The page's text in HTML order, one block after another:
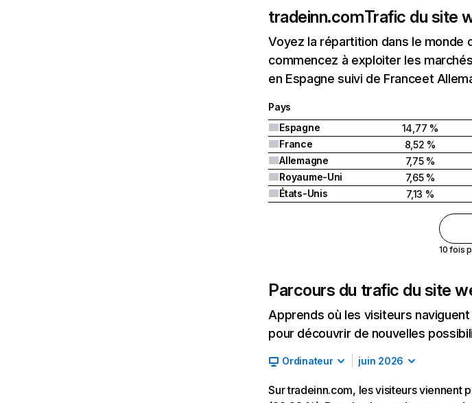
tradeinn.comTrafic du site
Voyez la répartition dans le
commencez à exploiter les
en Espagne suivi de Franceet
Pays
Espagne
14,77 %
France
8,52 %
Allemagne
7,75 %
Royaume-Uni
7,65 %
États-Unis
7,13 %
10 fois
Parcours du trafic du site
Apprends où les visiteurs
pour découvrir de nouvelles
Ordinateur juin 2026
Sur tradeinn.com, les visiteurs viennent